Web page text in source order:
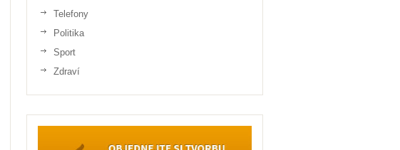
Telefony
Politika
Sport
Zdraví